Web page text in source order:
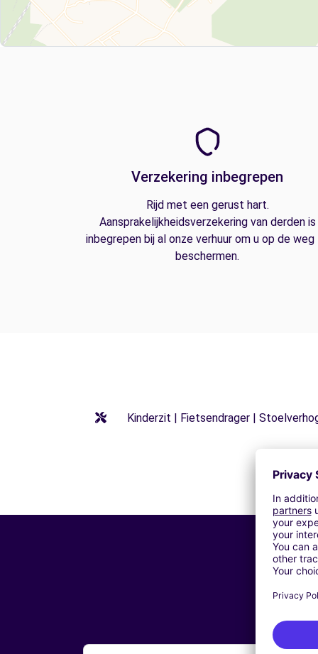
Verzekering inbegrepen
Rijd met een gerust hart.
Aansprakelijkheidsverzekering van derden is
inbegrepen bij al onze verhuur om u op de
beschermen.
Kinderzit | Fietsendrager |